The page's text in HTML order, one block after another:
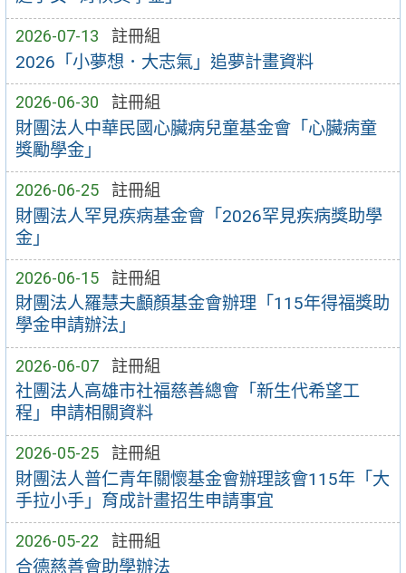
2026-07-13 註冊組
2026「小夢想．大志氣」追夢計畫資料
2026-06-30 註冊組
財團法人中華民國心臟病兒童基金會「心臟病童
獎勵學金」
2026-06-25 註冊組
財團法人罕見疾病基金會「2026罕見疾病獎助學
金」
2026-06-15 註冊組
財團法人羅慧夫顱顏基金會辦理「115年得福獎助
學金申請辦法」
2026-06-07 註冊組
社團法人高雄市社福慈善總會「新生代希望工
程」申請相關資料
2026-05-25 註冊組
財團法人普仁青年關懷基金會辦理該會115年「大
手拉小手」育成計畫招生申請事宜
2026-05-22 註冊組
合德慈善會助學辦法